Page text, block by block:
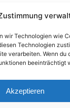
wir Technologien wie
Technologien
verarbeiten. Wenn
beeinträchtigt
Akzeptieren